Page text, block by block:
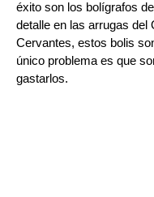
éxito son los bolígrafos
detalle en las arrugas del
Cervantes, estos bolis
único problema es que
gastarlos.